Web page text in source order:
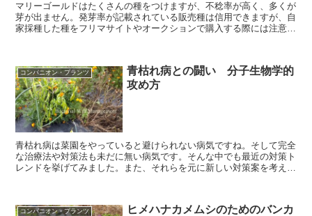
マリーゴールドはたくさんの種をつけますが、不稔率が高く、多くが
芽が出ません。発芽率が記載されている販売種は信用できますが、自
家採種した種をフリマサイトやオークションで購入する際には注意が
コンパニオン・プランツ
青枯れ病との闘い 分子生物学的
攻め方
青枯れ病は菜園をやっていると避けられない病気ですね。そして完全
な治療法や対策法も未だに無い病気です。そんな中でも最近の対策ト
レンドを挙げてみました。また、それらを元に新しい対策案を考えて
コンパニオン・プランツ
ヒメハナカメムシのためのバンカ